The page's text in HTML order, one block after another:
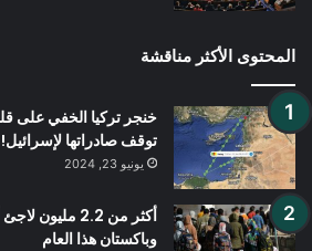
المحتوى الأكثر مناقشة
خنجر تركيا الخفي على
توقف صادراتها لإسرائيل!
يونيو 23, 2024
أكثر من 2.2
وباكستان هذا العام